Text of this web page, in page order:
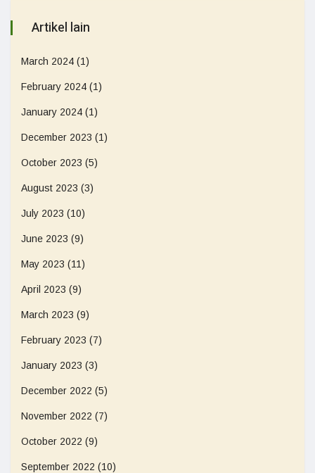
Artikel lain
March 2024 (1)
February 2024 (1)
January 2024 (1)
December 2023 (1)
October 2023 (5)
August 2023 (3)
July 2023 (10)
June 2023 (9)
May 2023 (11)
April 2023 (9)
March 2023 (9)
February 2023 (7)
January 2023 (3)
December 2022 (5)
November 2022 (7)
October 2022 (9)
September 2022 (10)